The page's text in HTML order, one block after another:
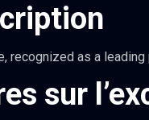
recognized as a
sur